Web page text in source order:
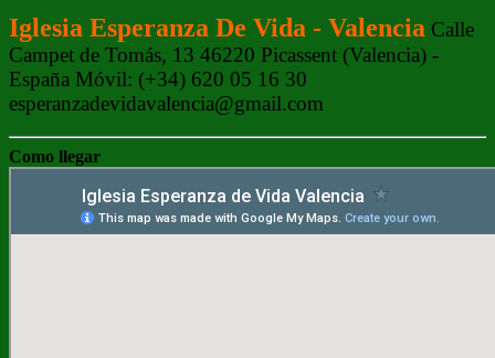
Iglesia Esperanza De Vida - Valencia Calle
Campet de Tomás, 13 46220 Picassent (Valencia) -
España Móvil: (+34) 620 05 16 30
esperanzadevidavalencia@gmail.com
Como llegar